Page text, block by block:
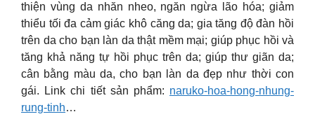
thiện vùng da nhăn nheo, ngăn ngừa lão hóa; giảm
thiểu tối đa cảm giác khô căng da; gia tăng độ đàn hồi
trên da cho bạn làn da thật mềm mại; giúp phục hồi và
tăng khả năng tự hồi phục trên da; giúp thư giãn da;
cân bằng màu da, cho bạn làn da đẹp như thời con
gái. Link chi tiết sản phẩm: naruko-hoa-hong-nhung-
rung-tinh…